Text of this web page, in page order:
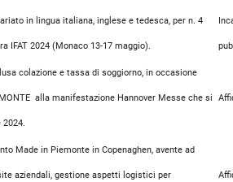
in lingua italiana, inglese e tedesca, per n. 4
IFAT 2024 (Monaco 13-17 maggio).
colazione e tassa di soggiorno, in occasione
alla manifestazione Hannover Messe che si
2024.
Made in Piemonte in Copenaghen, avente ad
aziendali, gestione aspetti logistici per